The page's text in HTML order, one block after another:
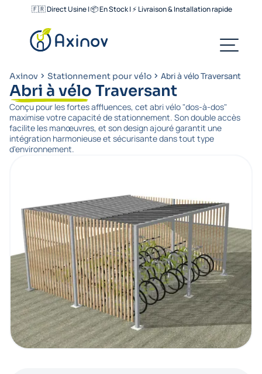
🇫🇷 Direct Usine | 📦 En Stock | ⚡ Livraison & Installation rapide
Axinov Stationnement pour vélo Abri à vélo Traversant
Abri à vélo Traversant
Conçu pour les fortes affluences, cet abri vélo "dos-à-dos"
maximise votre capacité de stationnement. Son double accès
facilite les manœuvres, et son design ajouré garantit une
intégration harmonieuse et sécurisante dans tout type
d'environnement.